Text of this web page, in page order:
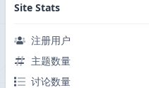
Site Stats
注册用户
主题数量
讨论数量